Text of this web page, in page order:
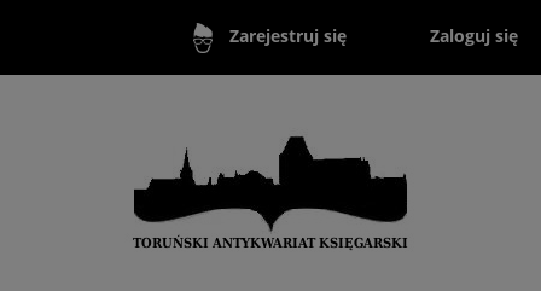
Zarejestruj się Zaloguj się